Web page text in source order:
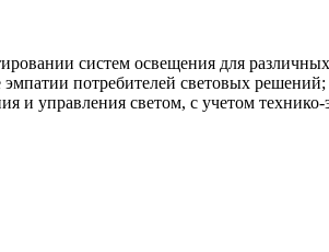
систем освещения для
потребителей световых
и управления светом, с учетом технико-